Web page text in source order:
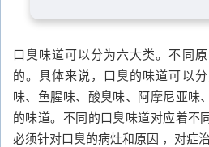
口臭味道可以分为六大类。不同
的。具体来说，口臭的味道可以
味、鱼腥味、酸臭味、阿摩尼亚味
的味道。不同的口臭味道对应着不
必须针对口臭的病灶和原因 ，对症